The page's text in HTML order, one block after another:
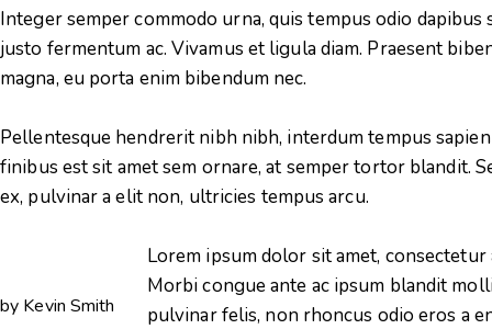
Integer semper commodo urna, quis tempus odio
justo fermentum ac. Vivamus et ligula diam. Praesent
magna, eu porta enim bibendum nec.
Pellentesque hendrerit nibh nibh, interdum tempus
finibus est sit amet sem ornare, at semper tortor blandit.
ex, pulvinar a elit non, ultricies tempus arcu.
by Kevin Smith
Lorem ipsum dolor sit amet,
Morbi congue ante ac ipsum blandit
pulvinar felis, non rhoncus odio eros a